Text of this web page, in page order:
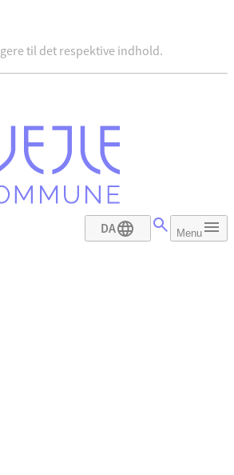
til det respektive indhold.
DA Menu